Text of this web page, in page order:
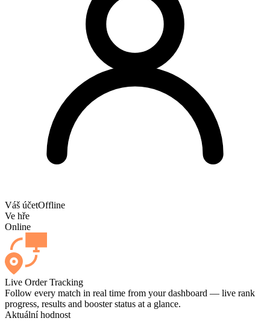
Váš účetOffline
Ve hře
Online
Live Order Tracking
Follow every match in real time from your dashboard — live rank
progress, results and booster status at a glance.
Aktuální hodnost